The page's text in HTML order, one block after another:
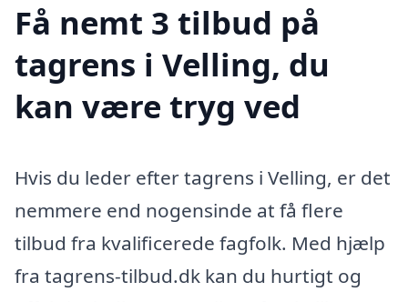
Få nemt 3 tilbud på
tagrens i Velling, du
kan være tryg ved
Hvis du leder efter tagrens i Velling, er det
nemmere end nogensinde at få flere
tilbud fra kvalificerede fagfolk. Med hjælp
fra tagrens-tilbud.dk kan du hurtigt og